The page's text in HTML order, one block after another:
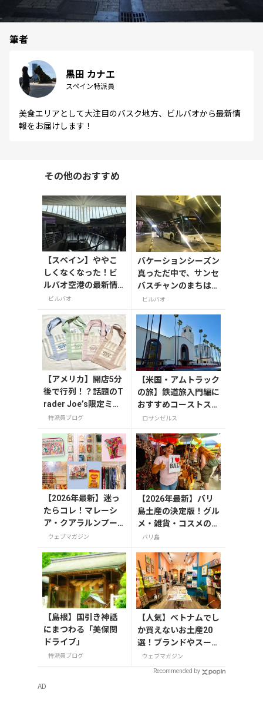
筆者
黒田 カナエ
スペイン特派員
美食エリアとして大注目のバスク地方、ビルバオから最新情
報をお届けします！
その他のおすすめ
【スペイン】ややこ
しくなくなった！ビ
ルバオ空港の最新情
報ビルバオ
バケーションシーズン
真っただ中で、サンセ
バスチャンのまちはた
くさんの人でにぎわっ
ビルバオ
【アメリカ】開店5分
後で行列！？話題のT
rader Joe’s限定ミニ
トート発売日レポ
特派員ブログ
【米国・アムトラック
の旅】鉄道旅入門編に
おすすめコーストスタ
ーライト
ロサンゼルス
【2026年最新】迷っ
たらコレ！マレーシ
ア・クアラルンプー
ルで絶対買いたいお
ウェブマガジン
【2026年最新】バリ
島土産の決定版！グル
メ・雑貨・コスメのお
すすめ20選
バリ島
【島根】国引き神話
にまつわる「美保関
ドライブ」
特派員ブログ
【人気】ベトナムでし
か買えないお土産20
選！ブランドやスーパ
ーのお菓子や雑貨まで
ウェブマガジン
Recommended by
AD